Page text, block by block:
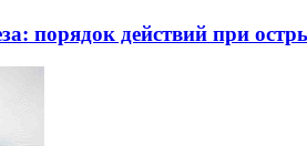
порядок действий при